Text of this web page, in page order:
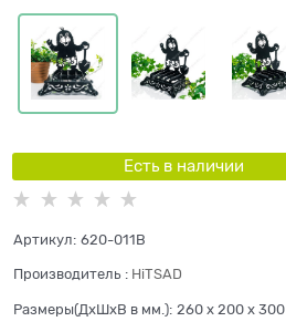
Есть в наличии
Артикул: 620-011B
Производитель : HiTSAD
Размеры(ДхШхВ в мм.): 260 x 200 x 300